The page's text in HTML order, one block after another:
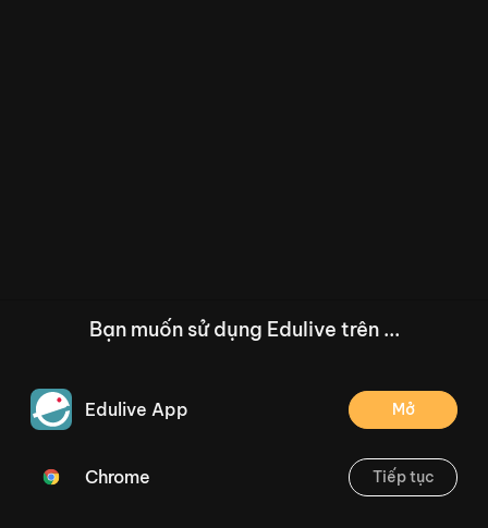
/--
Thoát
Bạn muốn sử dụng Edulive trên ...
Edulive App Mở
Chrome Tiếp tục